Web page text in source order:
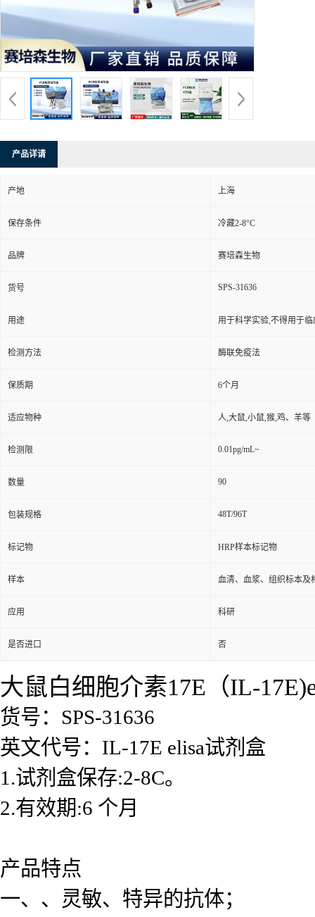
产品详请
产地 上海
保存条件 冷藏2-8°C
品牌 赛培森生物
货号 SPS-31636
用途 用于科学实验,不得用于临
检测方法 酶联免疫法
保质期 6个月
适应物种 人,大鼠,小鼠,猴,鸡、羊等
检测限 0.01pg/mL~
数量 90
包装规格 48T/96T
标记物 HRP样本标记物
样本 血清、血浆、组织标本及
应用 科研
是否进口 否
大鼠白细胞介素17E（IL-
货号：SPS-31636
英文代号：IL-17E elisa试剂盒
1.试剂盒保存:2-8C。
2.有效期:6 个月
产品特点
一、、灵敏、特异的抗体；